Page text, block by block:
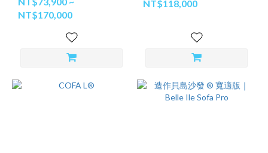
NT$170,000
NT$118,000